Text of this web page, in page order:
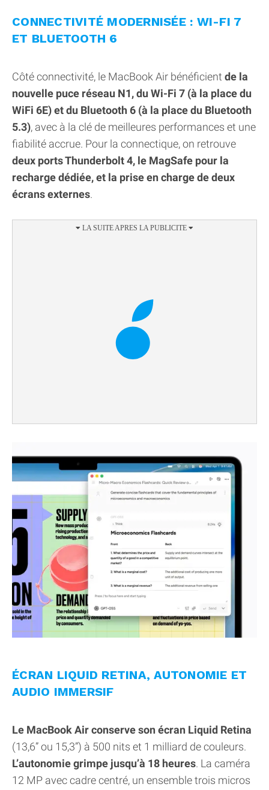
CONNECTIVITÉ MODERNISÉE : WI-FI 7
ET BLUETOOTH 6
Côté connectivité, le MacBook Air bénéficient de la
nouvelle puce réseau N1, du Wi-Fi 7 (à la place du
WiFi 6E) et du Bluetooth 6 (à la place du Bluetooth
5.3), avec à la clé de meilleures performances et une
fiabilité accrue. Pour la connectique, on retrouve
deux ports Thunderbolt 4, le MagSafe pour la
recharge dédiée, et la prise en charge de deux
écrans externes.
ÉCRAN LIQUID RETINA, AUTONOMIE ET
AUDIO IMMERSIF
Le MacBook Air conserve son écran Liquid Retina
(13,6” ou 15,3”) à 500 nits et 1 milliard de couleurs.
L’autonomie grimpe jusqu’à 18 heures. La caméra
12 MP avec cadre centré, un ensemble trois micros